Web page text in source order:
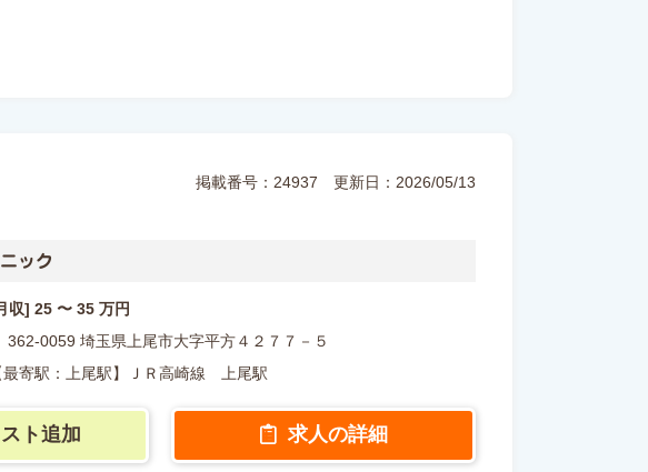
掲載番号：24937 更新日：2026/05/13
ック
収] 25 〜 35 万円
362-0059 埼玉県上尾市大字平方４２７７－５
最寄駅：上尾駅】ＪＲ高崎線 上尾駅
ト追加 求人の詳細